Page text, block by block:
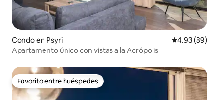
Condo en Psyri Calificación
4.93 (89)
Apartamento único con vistas a la Acrópolis
Favorito entre huéspedes
Favorito entre huéspedes